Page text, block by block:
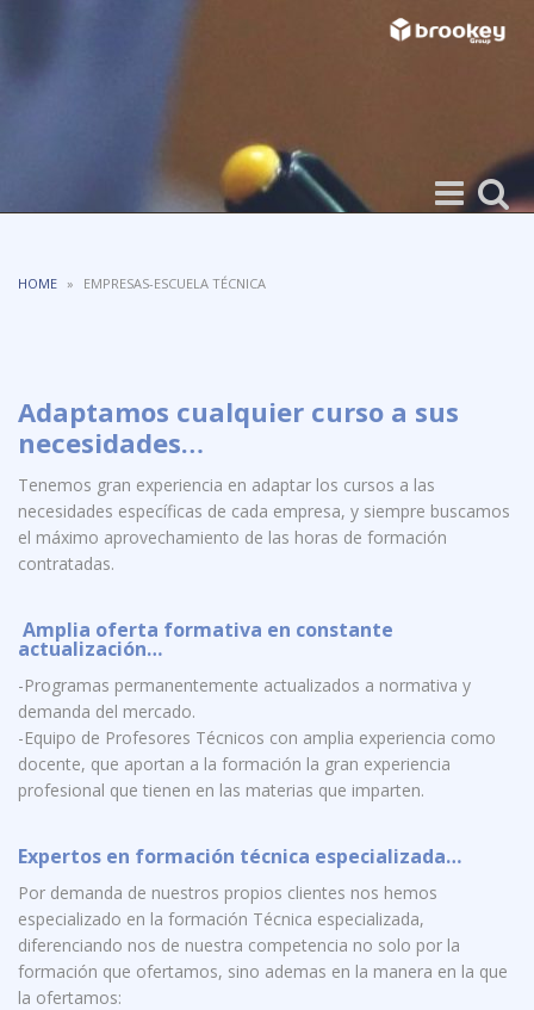
Toggle
search
Toggle
navigation
HOME » EMPRESAS-ESCUELA TÉCNICA
Adaptamos cualquier curso a sus
necesidades…
Tenemos gran experiencia en adaptar los cursos a las
necesidades específicas de cada empresa, y siempre buscamos
el máximo aprovechamiento de las horas de formación
contratadas.
Amplia oferta formativa en constante
actualización…
-Programas permanentemente actualizados a normativa y
demanda del mercado.
-Equipo de Profesores Técnicos con amplia experiencia como
docente, que aportan a la formación la gran experiencia
profesional que tienen en las materias que imparten.
Expertos en formación técnica especializada…
Por demanda de nuestros propios clientes nos hemos
especializado en la formación Técnica especializada,
diferenciando nos de nuestra competencia no solo por la
formación que ofertamos, sino ademas en la manera en la que
la ofertamos: